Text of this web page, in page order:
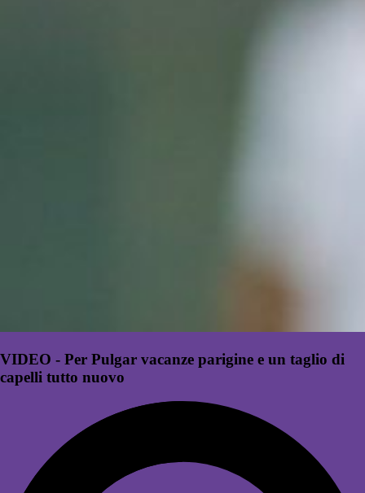
VIDEO - Per Pulgar vacanze parigine e un taglio di
capelli tutto nuovo